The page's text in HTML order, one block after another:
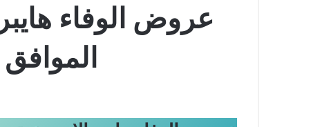
الموافق 4 ربيع الاول 1447 عروض كبيرة